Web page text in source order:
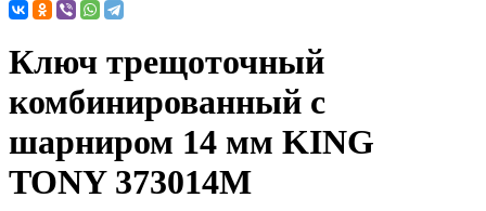
Ключ трещоточный
комбинированный с
шарниром 14 мм KING
TONY 373014M